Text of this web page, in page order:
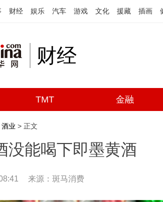
财经 娱乐 汽车 游戏 文化 援藏 插画
财经
TMT 金融
酒业 > 正文
没能喝下即墨黄酒
来源：斑马消费